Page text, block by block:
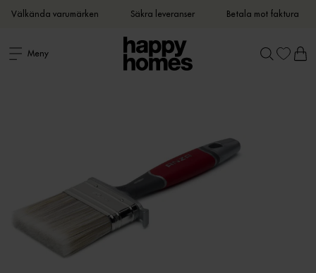
Välkända varumärken Säkra leveranser Betala mot faktura
Meny